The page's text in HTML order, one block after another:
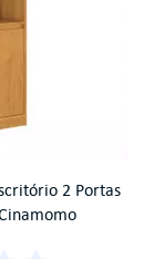
2 Portas